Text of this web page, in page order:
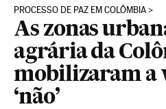
PROCESSO DE PAZ EM COLÔMBIA
As zonas
agrária da
mobilizaram a
‘não’